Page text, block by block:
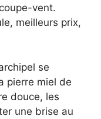
vent.
meilleurs prix,
se
pierre miel de
douce, les
une brise au